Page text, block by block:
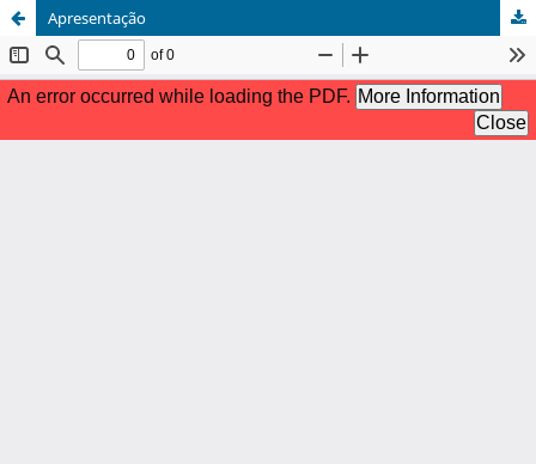
Apresentação